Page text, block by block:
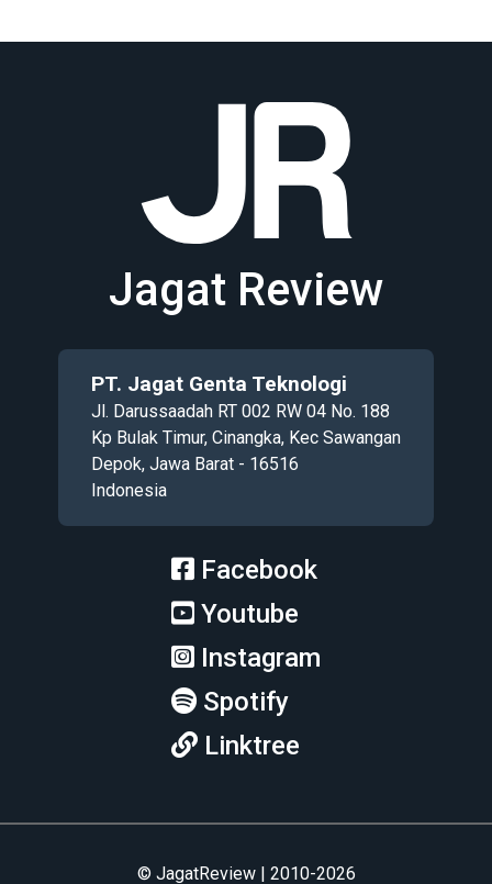
Jagat Review
PT. Jagat Genta Teknologi
Jl. Darussaadah RT 002 RW 04 No. 188
Kp Bulak Timur, Cinangka, Kec Sawangan
Depok, Jawa Barat - 16516
Indonesia
Facebook
Youtube
Instagram
Spotify
Linktree
© JagatReview | 2010-2026